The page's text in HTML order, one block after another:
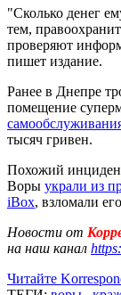
"Сколько денег
тем,
проверяют
пишет издание.
Ранее в Днепре
помещение
тысяч гривен.
Похожий
Воры украли из
iBox, взломали
Новости от
на наш канал
Читайте